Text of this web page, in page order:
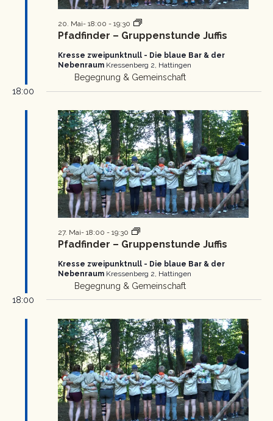
Pfadfinder – Gruppenstunde Juffis
20. Mai- 18:00 - 19:30
Pfadfinder
Gruppenstunde
Kresse zweipunktnull - Die blaue Bar & der
Nebenraum Kressenberg 2, Hattingen
Begegnung & Gemeinschaft
18:00
Pfadfinder – Gruppenstunde Juffis
27. Mai- 18:00 - 19:30
Pfadfinder
Gruppenstunde
Kresse zweipunktnull - Die blaue Bar & der
Nebenraum Kressenberg 2, Hattingen
Begegnung & Gemeinschaft
18:00